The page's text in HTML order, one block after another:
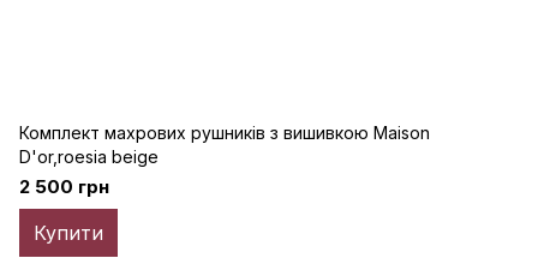
Комплект махрових рушників з вишивкою Maison
D'or,roesia beige
2 500 грн
Купити